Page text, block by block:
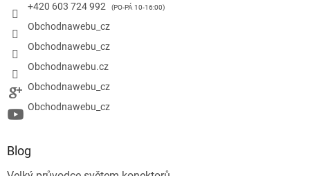
+420 603 724 992
Obchodnawebu_cz
Obchodnawebu_cz
Obchodnawebu.cz
Obchodnawebu_cz
Obchodnawebu_cz
Blog